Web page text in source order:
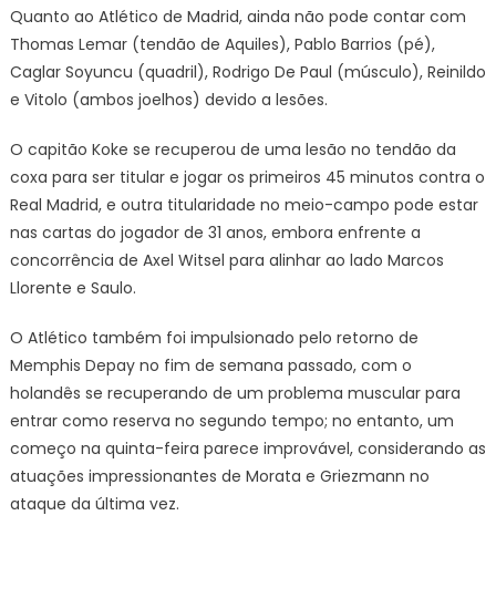
Quanto ao Atlético de Madrid, ainda não pode contar com
Thomas Lemar (tendão de Aquiles), Pablo Barrios (pé),
Caglar Soyuncu (quadril), Rodrigo De Paul (músculo), Reinildo
e Vitolo (ambos joelhos) devido a lesões.
O capitão Koke se recuperou de uma lesão no tendão da
coxa para ser titular e jogar os primeiros 45 minutos contra o
Real Madrid, e outra titularidade no meio-campo pode estar
nas cartas do jogador de 31 anos, embora enfrente a
concorrência de Axel Witsel para alinhar ao lado Marcos
Llorente e Saulo.
O Atlético também foi impulsionado pelo retorno de
Memphis Depay no fim de semana passado, com o
holandês se recuperando de um problema muscular para
entrar como reserva no segundo tempo; no entanto, um
começo na quinta-feira parece improvável, considerando as
atuações impressionantes de Morata e Griezmann no
ataque da última vez.